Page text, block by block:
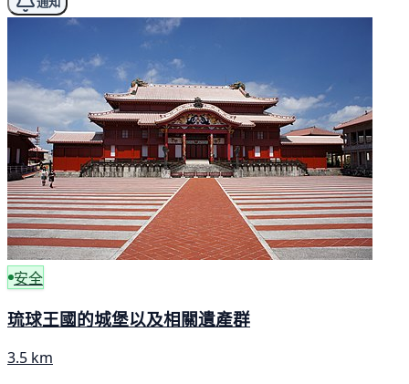
安全
琉球王國的城堡以及相關遺產群
3.5 km